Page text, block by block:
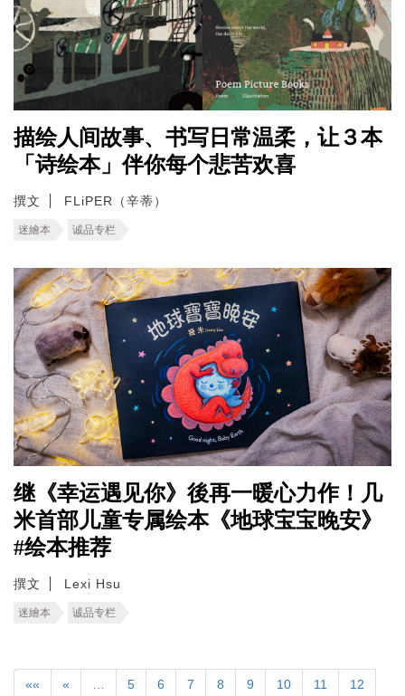
描绘人间故事、书写日常温柔，让３本
「诗绘本」伴你每个悲苦欢喜
撰文 FLiPER（辛蒂）
迷繪本 诚品专栏
继《幸运遇见你》後再一暖心力作！几
米首部儿童专属绘本《地球宝宝晚安》
#绘本推荐
撰文 Lexi Hsu
迷繪本 诚品专栏
«« « 5 6 7 8 9 10 11 12